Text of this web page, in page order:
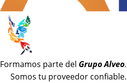
Formamos parte del Grupo Alveo.
Somos tu proveedor confiable.